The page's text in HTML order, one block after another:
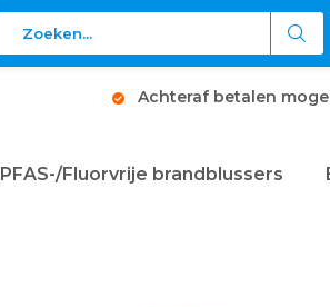
Achteraf betalen
PFAS-/Fluorvrije brandblussers